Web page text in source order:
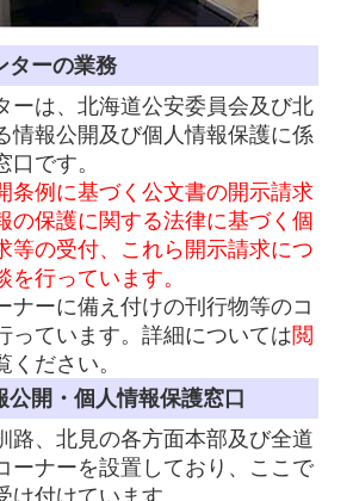
ーの業務
は、北海道公安委員会及び北
情報公開及び個人情報保護に係
口です。
条例に基づく公文書の開示請求
の保護に関する法律に基づく個
等の受付、これら開示請求につ
を行っています。
ーに備え付けの刊行物等のコ
っています。詳細については閲
ください。
開・個人情報保護窓口
、北見の各方面本部及び全道
ーナーを設置しており、ここで
け付けています。